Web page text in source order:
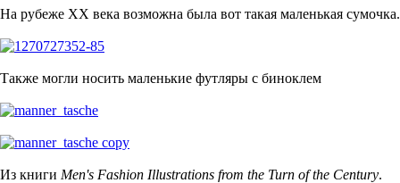
На рубеже ХХ века возможна была вот такая маленькая сумочка.
Также могли носить маленькие футляры с биноклем
Из книги Men's Fashion Illustrations from the Turn of the Century.